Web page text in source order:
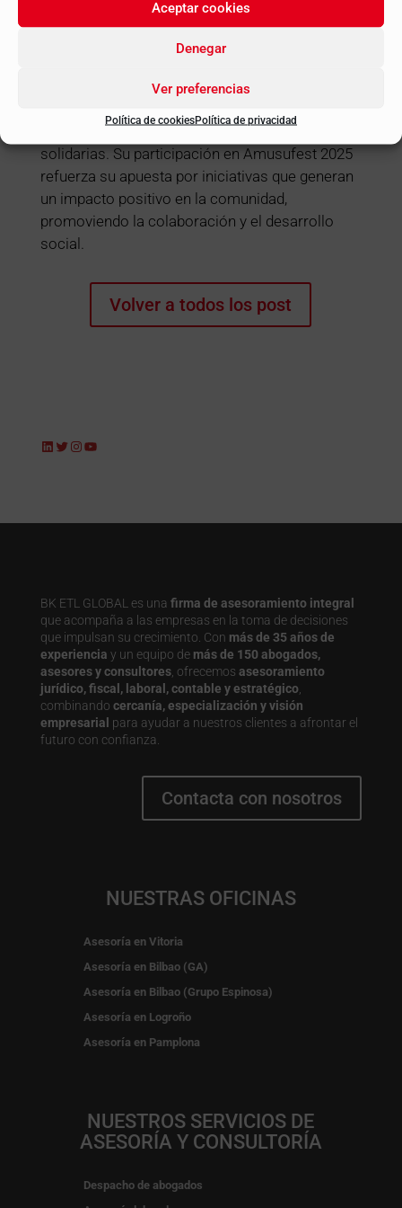
Aceptar cookies
Denegar
Ver preferencias
Política de cookiesPolítica de privacidad
podremos continuar impulsando proyectos que
mejoran la vida de muchas personas
Con este patrocinio, Despachos BK ETL
responsabilidad social y el apoyo a causas
solidarias. Su participación en Amusufest 2025
refuerza su apuesta por iniciativas que generan
un impacto positivo en la comunidad,
promoviendo la colaboración y el desarrollo
social.
Volver a todos los post
LinkedIn
Twitter
Instagram
YouTube
BK ETL GLOBAL es una firma de asesoramiento integral
que acompaña a las empresas en la toma de decisiones
que impulsan su crecimiento. Con más de 35 años de
experiencia y un equipo de más de 150 abogados,
asesores y consultores, ofrecemos asesoramiento
jurídico, fiscal, laboral, contable y estratégico
combinando cercanía, especialización y visión
empresarial para ayudar a nuestros clientes a afrontar el
futuro con confianza.
Contacta con nosotros
NUESTRAS OFICINAS
Asesoría en Vitoria
Asesoría en Bilbao (GA)
Asesoría en Bilbao (Grupo Espinosa)
Asesoría en Logroño
Asesoría en Pamplona
NUESTROS SERVICIOS DE
ASESORÍA Y CONSULTORÍA
Despacho de abogados